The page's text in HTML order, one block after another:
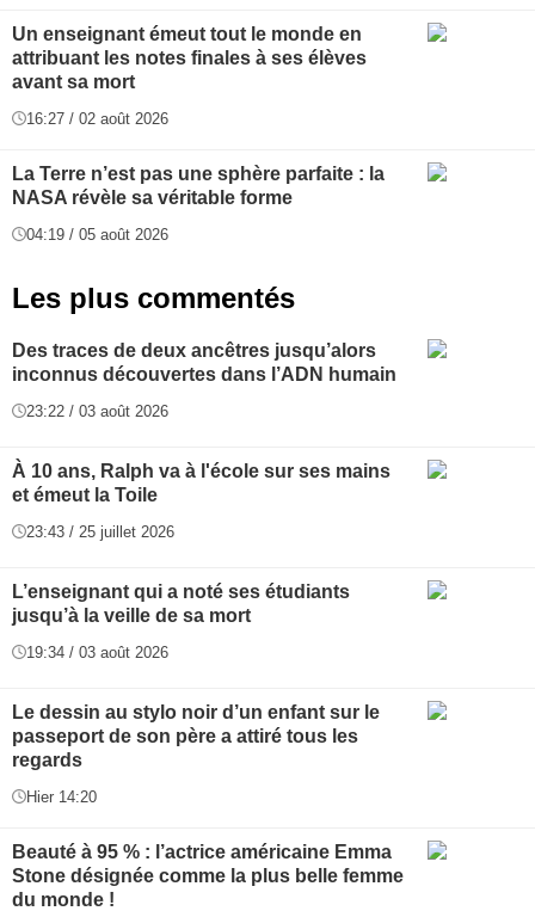
Un enseignant émeut tout le monde en
attribuant les notes finales à ses élèves
avant sa mort
16:27 / 02 août 2026
La Terre n’est pas une sphère parfaite : la
NASA révèle sa véritable forme
04:19 / 05 août 2026
Les plus commentés
Des traces de deux ancêtres jusqu’alors
inconnus découvertes dans l’ADN humain
23:22 / 03 août 2026
À 10 ans, Ralph va à l'école sur ses mains
et émeut la Toile
23:43 / 25 juillet 2026
L’enseignant qui a noté ses étudiants
jusqu’à la veille de sa mort
19:34 / 03 août 2026
Le dessin au stylo noir d’un enfant sur le
passeport de son père a attiré tous les
regards
Hier 14:20
Beauté à 95 % : l’actrice américaine Emma
Stone désignée comme la plus belle femme
du monde !